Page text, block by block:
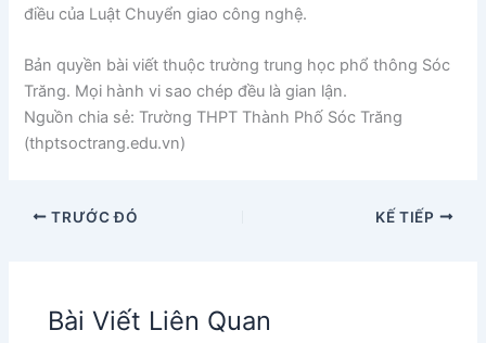
điều của Luật Chuyển giao công nghệ.
Bản quyền bài viết thuộc trường trung học phổ thông Sóc
Trăng. Mọi hành vi sao chép đều là gian lận.
Nguồn chia sẻ: Trường THPT Thành Phố Sóc Trăng
(thptsoctrang.edu.vn)
TRƯỚC ĐÓ KẾ TIẾP
Bài Viết Liên Quan